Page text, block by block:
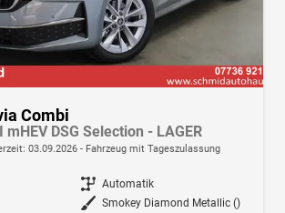
Combi
mHEV DSG Selection - LAGER
03.09.2026 Fahrzeug mit Tageszulassung
Getriebe Automatik
Außenfarbe Smokey Diamond Metallic ()